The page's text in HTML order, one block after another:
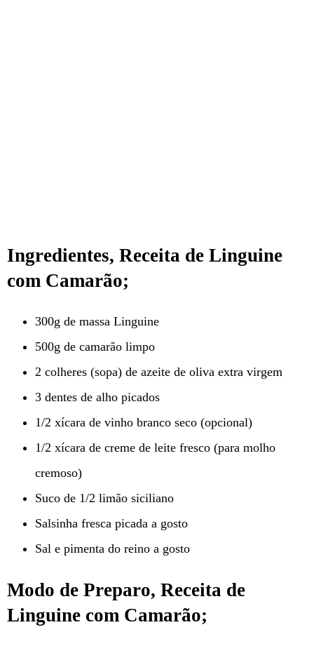
Ingredientes, Receita de Linguine
com Camarão;
300g de massa Linguine
500g de camarão limpo
2 colheres (sopa) de azeite de oliva extra virgem
3 dentes de alho picados
1/2 xícara de vinho branco seco (opcional)
1/2 xícara de creme de leite fresco (para molho
cremoso)
Suco de 1/2 limão siciliano
Salsinha fresca picada a gosto
Sal e pimenta do reino a gosto
Modo de Preparo, Receita de
Linguine com Camarão;